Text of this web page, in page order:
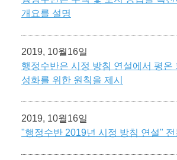
개요를 설명
2019, 10월16일
행정수반은 시정 방침 연설에서 평온
성화를 위한 원칙을 제시
2019, 10월16일
"행정수반 2019년 시정 방침 연설" 전